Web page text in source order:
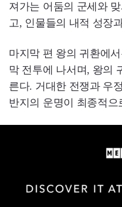
져가는 어둠의 군세와
고, 인물들의 내적 성장
마지막 편 왕의 귀환에
막 전투에 나서며, 왕의
른다. 거대한 전쟁과 우
반지의 운명이 최종적으